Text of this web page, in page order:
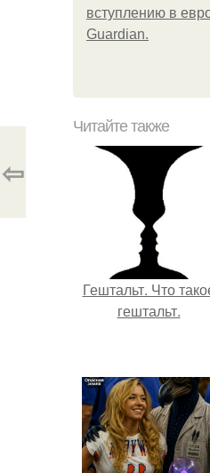
вступлению в
Guardian.
⇦
Читайте также
Гештальт. Что
гештальт.